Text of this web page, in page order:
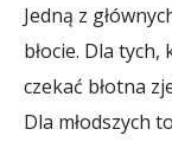
Jedną z
błocie. Dla
czekać błotna
Dla młodszych